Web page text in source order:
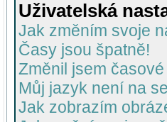
Uživatelská
Jak změním svoje
Časy jsou špatně!
Změnil jsem
Můj jazyk není na
Jak zobrazím